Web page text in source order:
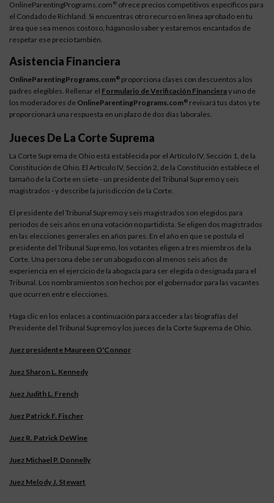
OnlineParentingPrograms.com ® ofrece precios competitivos específicos para
el Condado de Richland. Si encuentras otro recurso en línea aprobado en tu
área que sea menos costoso, háganoslo saber y estaremos encantados de
respetar ese precio también.
Asistencia Financiera
OnlineParentingPrograms.com® proporciona clases con descuentos a los
padres elegibles. Rellenar el Formulario de Verificación Financieray uno de
los moderadores de OnlineParentingPrograms.com® revisará tus datos y te
proporcionará una respuesta en un plazo de dos días laborales.
Jueces De La Corte Suprema
La Corte Suprema de Ohio está establecida por el Artículo IV, Sección 1, de la
Constitución de Ohio. El Artículo IV, Sección 2, de la Constitución establece el
tamaño de la Corte en siete - un presidente del Tribunal Supremo y seis
magistrados - y describe la jurisdicción de la Corte.
El presidente del Tribunal Supremo y seis magistrados son elegidos para
períodos de seis años en una votación no partidista. Se eligen dos magistrados
en las elecciones generales en años pares. En el año en que se postula el
presidente del Tribunal Supremo, los votantes eligen a tres miembros de la
Corte. Una persona debe ser un abogado con al menos seis años de
experiencia en el ejercicio de la abogacía para ser elegida o designada para el
Tribunal. Los nombramientos son hechos por el gobernador para las vacantes
que ocurren entre elecciones.
Haga clic en los enlaces a continuación para acceder a las biografías del
Presidente del Tribunal Supremo y los jueces de la Corte Suprema de Ohio.
Juez presidente Maureen O'Connor
Juez Sharon L. Kennedy
Juez Judith L. French
Juez Patrick F. Fischer
Juez R. Patrick DeWine
Juez Michael P. Donnelly
Juez Melody J. Stewart